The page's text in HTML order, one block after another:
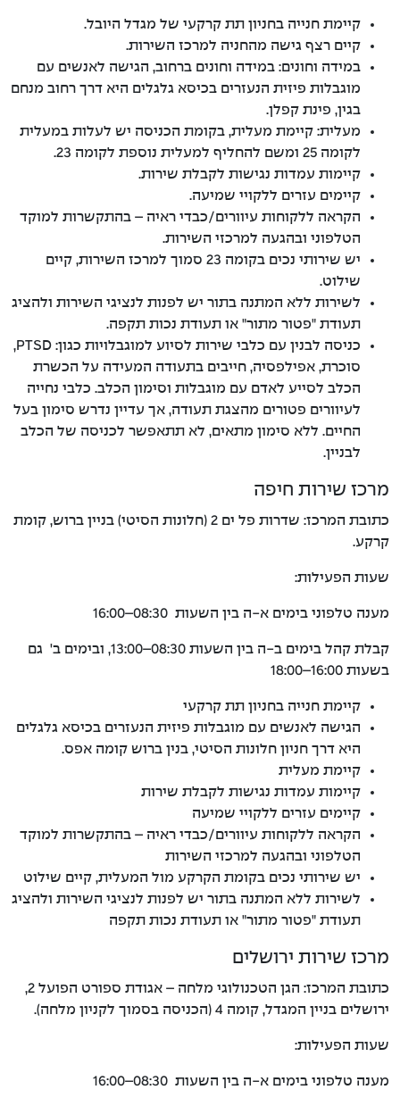
קיימת חנייה בחניון תת קרקעי של מגדל היובל.
קיים רצף גישה מהחניה למרכז השירות.
במידה וחונים: במידה וחונים ברחוב, הגישה לאנשים עם
מוגבלות פיזית הנעזרים בכיסא גלגלים היא דרך רחוב מנחם
בגין, פינת קפלן.
מעלית: קיימת מעלית, בקומת הכניסה יש לעלות במעלית
לקומה 25 ומשם להחליף למעלית נוספת לקומה 23.
קיימות עמדות נגישות לקבלת שירות.
קיימים עזרים ללקויי שמיעה.
הקראה ללקוחות עיוורים/כבדי ראיה – בהתקשרות למוקד
הטלפוני ובהגעה למרכזי השירות.
יש שירותי נכים בקומה 23 סמוך למרכז השירות, קיים
שילוט.
לשירות ללא המתנה בתור יש לפנות לנציגי השירות ולהציג
תעודת "פטור מתור" או תעודת נכות תקפה.
כניסה לבנין עם כלבי שירות לסיוע למוגבלויות כגון: PTSD,
סוכרת, אפילפסיה, חייבים בתעודה המעידה על הכשרת
הכלב לסייע לאדם עם מוגבלות וסימון הכלב. כלבי נחייה
לעיוורים פטורים מהצגת תעודה, אך עדיין נדרש סימון בעל
החיים. ללא סימון מתאים, לא תתאפשר לכניסה של הכלב
לבניין.
מרכז שירות חיפה
כתובת המרכז: שדרות פל ים 2 (חלונות הסיטי) בניין ברוש, קומת
קרקע.
שעות הפעילות:
מענה טלפוני בימים א-ה בין השעות 08:30–16:00
קבלת קהל בימים ב-ה בין השעות 08:30–13:00, ובימים ב' גם
בשעות 16:00–18:00
קיימת חנייה בחניון תת קרקעי
הגישה לאנשים עם מוגבלות פיזית הנעזרים בכיסא גלגלים
היא דרך חניון חלונות הסיטי, בנין ברוש קומה אפס.
קיימת מעלית
קיימות עמדות נגישות לקבלת שירות
קיימים עזרים ללקויי שמיעה
הקראה ללקוחות עיוורים/כבדי ראיה – בהתקשרות למוקד
הטלפוני ובהגעה למרכזי השירות
יש שירותי נכים בקומת הקרקע מול המעלית, קיים שילוט
לשירות ללא המתנה בתור יש לפנות לנציגי השירות ולהציג
תעודת "פטור מתור" או תעודת נכות תקפה
מרכז שירות ירושלים
כתובת המרכז: הגן הטכנולוגי מלחה – אגודת ספורט הפועל 2,
ירושלים בניין המגדל, קומה 4 (הכניסה בסמוך לקניון מלחה).
שעות הפעילות:
מענה טלפוני בימים א-ה בין השעות 08:30–16:00